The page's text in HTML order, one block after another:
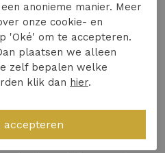
géén verzendkosten.
€3,95 voor standaard
na ontvangst je
Log in op je account en
anonieme manier. Meer
onze cookie- en
'Oké' om te accepteren.
plaatsen we alleen
zelf bepalen welke
klik dan hier.